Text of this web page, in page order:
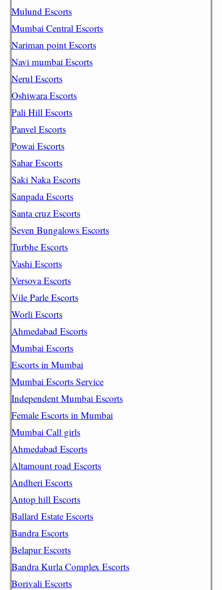
Mulund Escorts
Mumbai Central Escorts
Nariman point Escorts
Navi mumbai Escorts
Nerul Escorts
Oshiwara Escorts
Pali Hill Escorts
Panvel Escorts
Powai Escorts
Sahar Escorts
Saki Naka Escorts
Sanpada Escorts
Santa cruz Escorts
Seven Bungalows Escorts
Turbhe Escorts
Vashi Escorts
Versova Escorts
Vile Parle Escorts
Worli Escorts
Ahmedabad Escorts
Mumbai Escorts
Escorts in Mumbai
Mumbai Escorts Service
Independent Mumbai Escorts
Female Escorts in Mumbai
Mumbai Call girls
Ahmedabad Escorts
Altamount road Escorts
Andheri Escorts
Antop hill Escorts
Ballard Estate Escorts
Bandra Escorts
Belapur Escorts
Bandra Kurla Complex Escorts
Borivali Escorts